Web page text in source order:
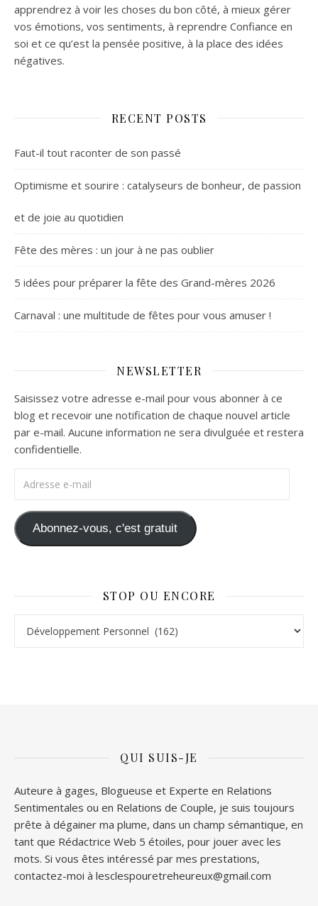
apprendrez à voir les choses du bon côté, à mieux gérer
vos émotions, vos sentiments, à reprendre Confiance en
soi et ce qu’est la pensée positive, à la place des idées
négatives.
RECENT POSTS
Faut-il tout raconter de son passé
Optimisme et sourire : catalyseurs de bonheur, de passion
et de joie au quotidien
Fête des mères : un jour à ne pas oublier
5 idées pour préparer la fête des Grand-mères 2026
Carnaval : une multitude de fêtes pour vous amuser !
NEWSLETTER
Saisissez votre adresse e-mail pour vous abonner à ce
blog et recevoir une notification de chaque nouvel article
par e-mail. Aucune information ne sera divulguée et restera
confidentielle.
Abonnez-vous, c'est gratuit
STOP OU ENCORE
QUI SUIS-JE
Auteure à gages, Blogueuse et Experte en Relations
Sentimentales ou en Relations de Couple, je suis toujours
prête à dégainer ma plume, dans un champ sémantique, en
tant que Rédactrice Web 5 étoiles, pour jouer avec les
mots. Si vous êtes intéressé par mes prestations,
contactez-moi à lesclespouretreheureux@gmail.com